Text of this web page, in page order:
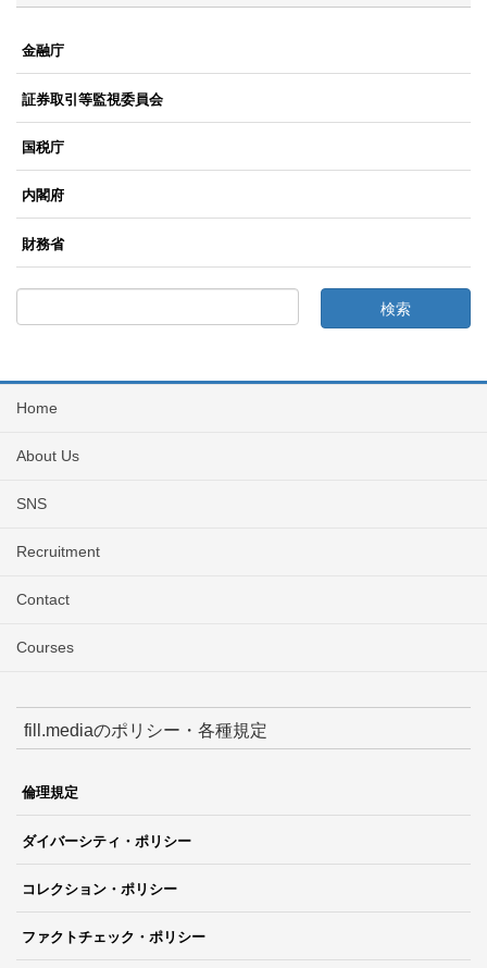
金融庁
証券取引等監視委員会
国税庁
内閣府
財務省
Home
About Us
SNS
Recruitment
Contact
Courses
fill.mediaのポリシー・各種規定
倫理規定
ダイバーシティ・ポリシー
コレクション・ポリシー
ファクトチェック・ポリシー